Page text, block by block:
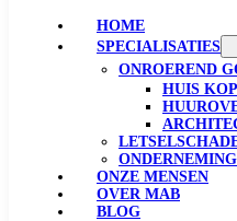
HOME
SPECIALISATIES
ONROEREND
HUIS
ONZE MENSEN
OVER MAB
BLOG